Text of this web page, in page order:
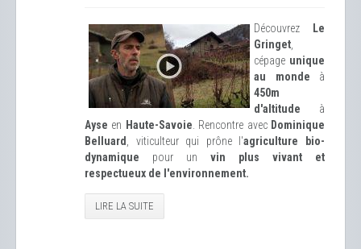
Découvrez
Le
Gringet
cépage unique
au monde à
450m
d'altitude à
Ayse en Haute-Savoie . Rencontre avec Dominique
Belluard
, viticulteur qui prône l'agriculture bio-
dynamique pour un vin plus vivant et
respectueux de l'environnement.
LIRE LA SUITE